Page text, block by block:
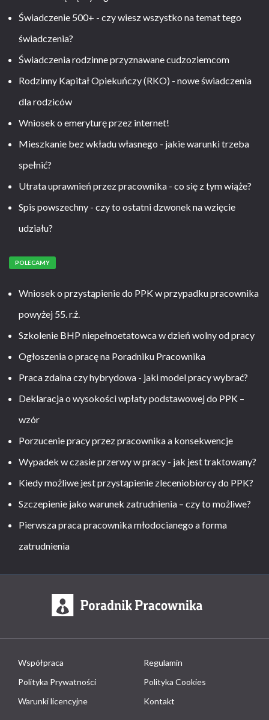
Świadczenie 500+ - czy wiesz wszystko na temat tego
świadczenia?
Świadczenia rodzinne przyznawane cudzoziemcom
Rodzinny Kapitał Opiekuńczy (RKO) - nowe świadczenia
dla rodziców
Wniosek o emeryturę przez internet!
Mieszkanie bez wkładu własnego - jakie warunki trzeba
spełnić?
Utrata uprawnień przez pracownika - co się z tym wiąże?
Spis powszechny - czy to ostatni dzwonek na wzięcie
udziału?
POLECAMY
Wniosek o przystąpienie do PPK w przypadku pracownika
powyżej 55. r.ż.
Szkolenie BHP niepełnoetatowca w dzień wolny od pracy
Ogłoszenia o pracę na Poradniku Pracownika
Praca zdalna czy hybrydowa - jaki model pracy wybrać?
Deklaracja o wysokości wpłaty podstawowej do PPK –
wzór
Porzucenie pracy przez pracownika a konsekwencje
Wypadek w czasie przerwy w pracy - jak jest traktowany?
Kiedy możliwe jest przystąpienie zleceniobiorcy do PPK?
Szczepienie jako warunek zatrudnienia – czy to możliwe?
Pierwsza praca pracownika młodocianego a forma
zatrudnienia
Współpraca
Regulamin
Polityka Prywatności
Polityka Cookies
Warunki licencyjne
Kontakt